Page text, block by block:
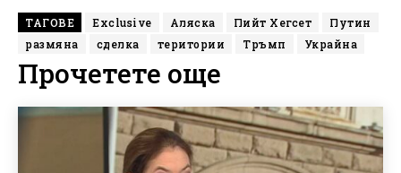
ТАГОВЕ Exclusive Аляска Пийт Хегсет
Путин
размяна
сделка територии Тръмп Украйна
Прочетете още